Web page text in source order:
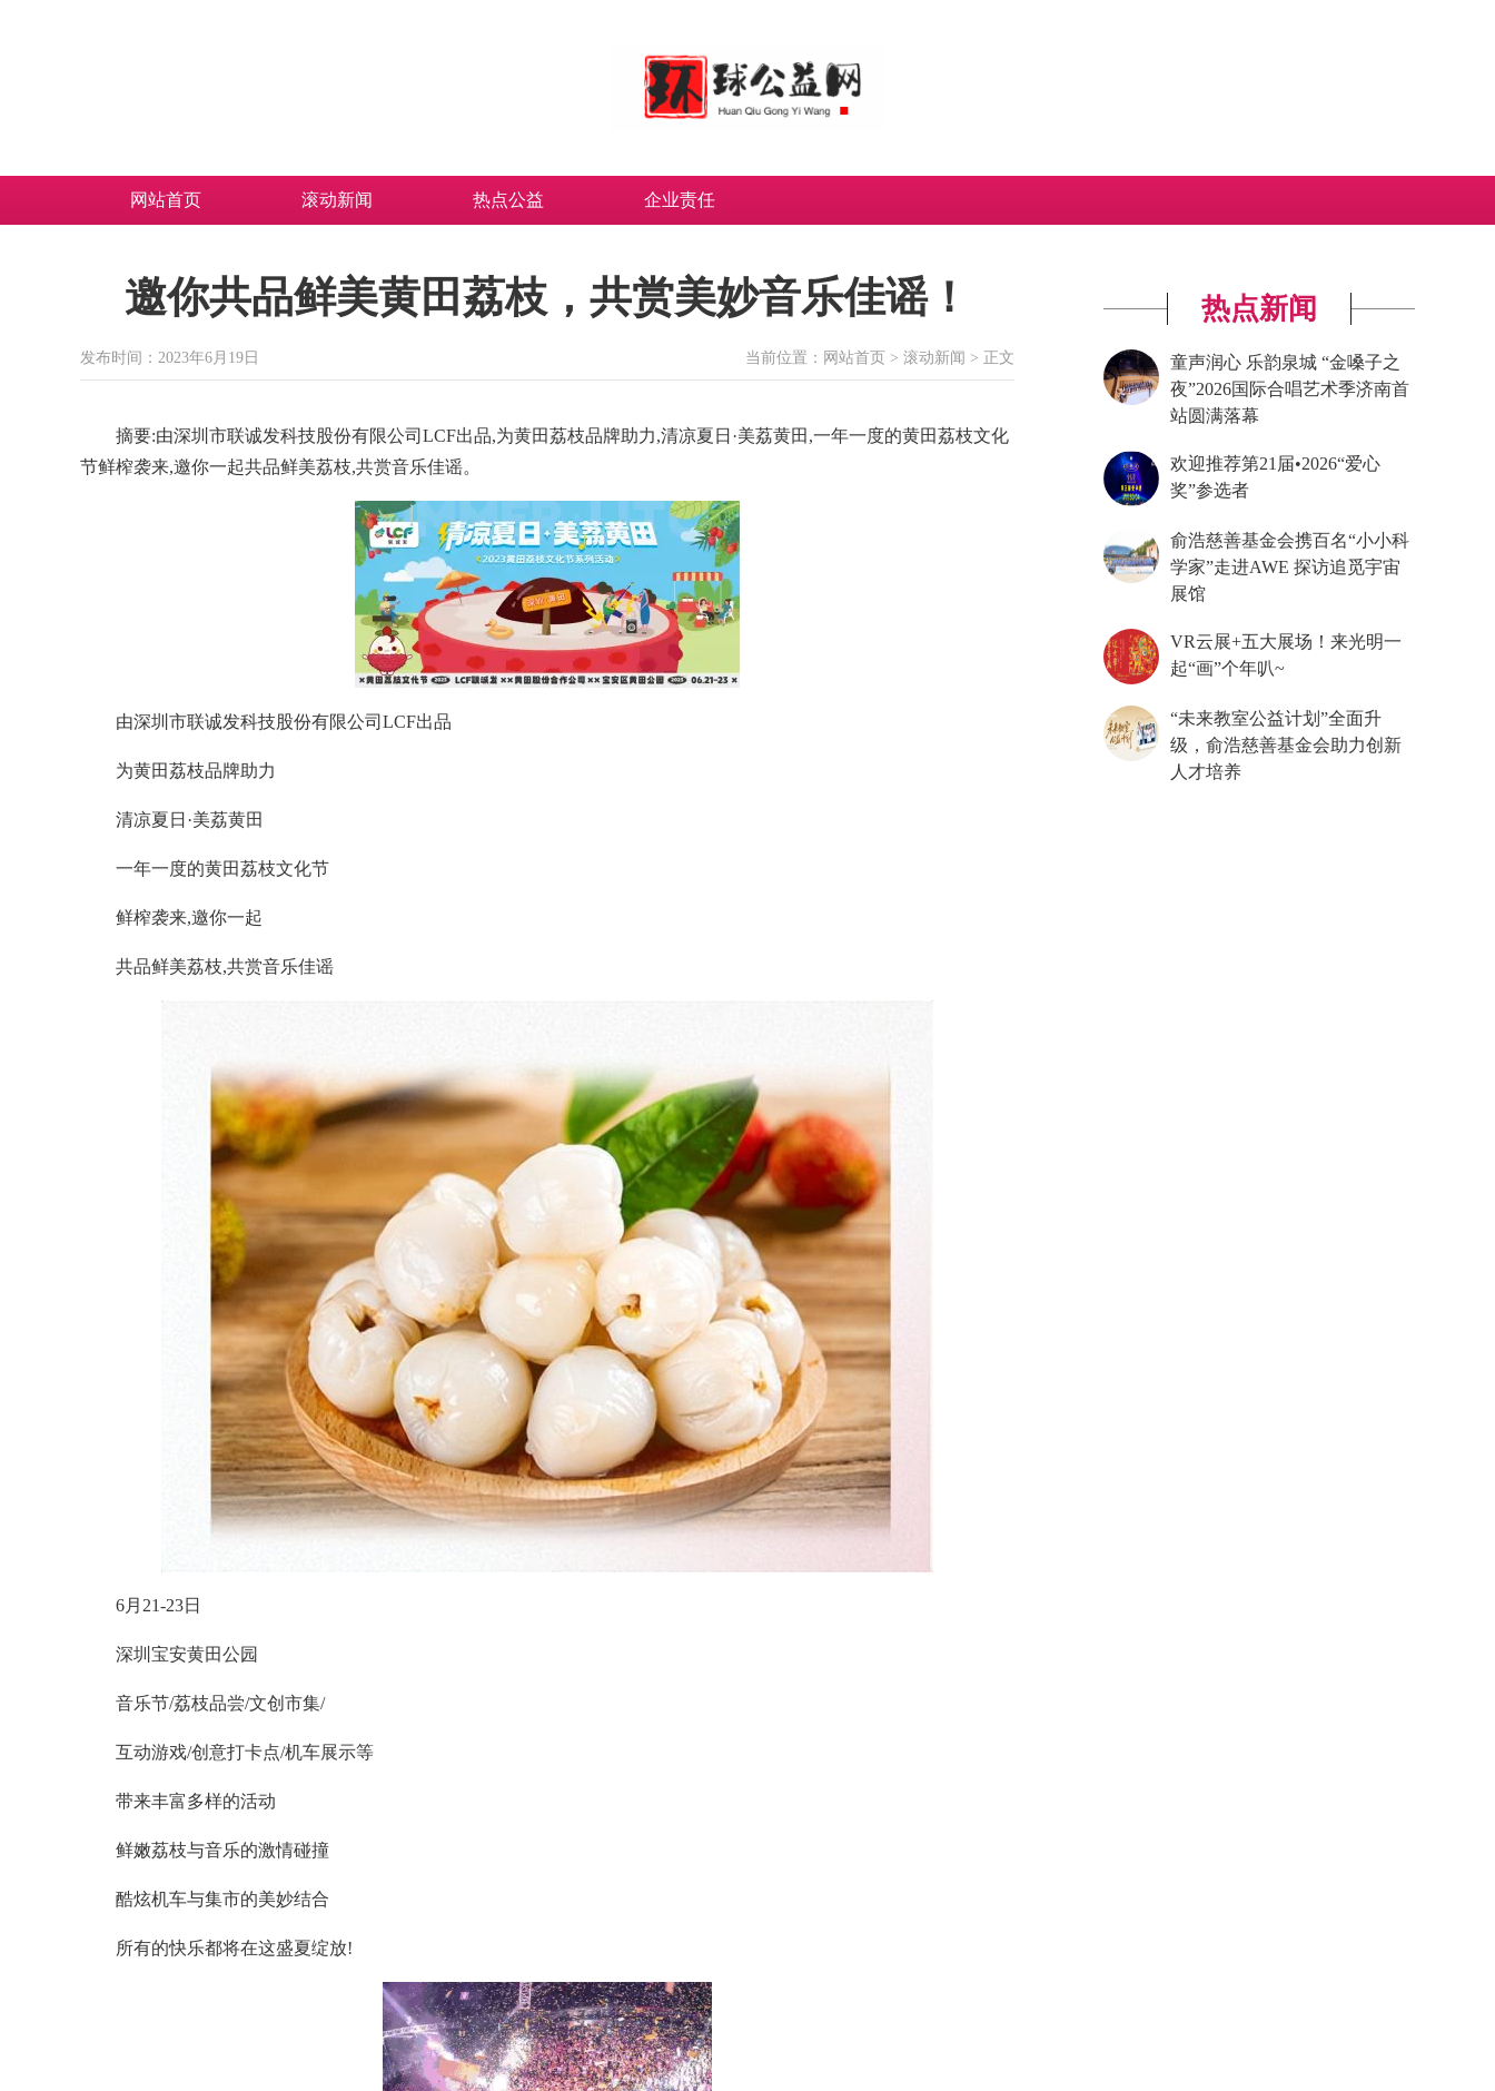
网站首页 滚动新闻 热点公益 企业责任
邀你共品鲜美黄田荔枝，共赏美妙音乐佳谣！
发布时间：2023年6月19日 当前位置： 网站首页 > 滚动新闻 > 正文
摘要:由深圳市联诚发科技股份有限公司LCF出品,为黄田荔枝品牌助力,清凉夏日·美荔黄田,一年一度的黄田荔枝文化
节鲜榨袭来,邀你一起共品鲜美荔枝,共赏音乐佳谣。
由深圳市联诚发科技股份有限公司LCF出品
为黄田荔枝品牌助力
清凉夏日·美荔黄田
一年一度的黄田荔枝文化节
鲜榨袭来,邀你一起
共品鲜美荔枝,共赏音乐佳谣
6月21-23日
深圳宝安黄田公园
音乐节/荔枝品尝/文创市集/
互动游戏/创意打卡点/机车展示等
带来丰富多样的活动
鲜嫩荔枝与音乐的激情碰撞
酷炫机车与集市的美妙结合
所有的快乐都将在这盛夏绽放!
热点新闻
童声润心 乐韵泉城 “金嗓子之
夜”2026国际合唱艺术季济南首
站圆满落幕
欢迎推荐第21届•2026“爱心
奖”参选者
俞浩慈善基金会携百名“小小科
学家”走进AWE 探访追觅宇宙
展馆
VR云展+五大展场！来光明一
起“画”个年叭~
“未来教室公益计划”全面升
级，俞浩慈善基金会助力创新
人才培养